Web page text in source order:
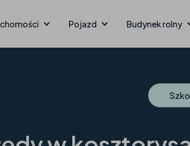
Pojazd Budynek rolny